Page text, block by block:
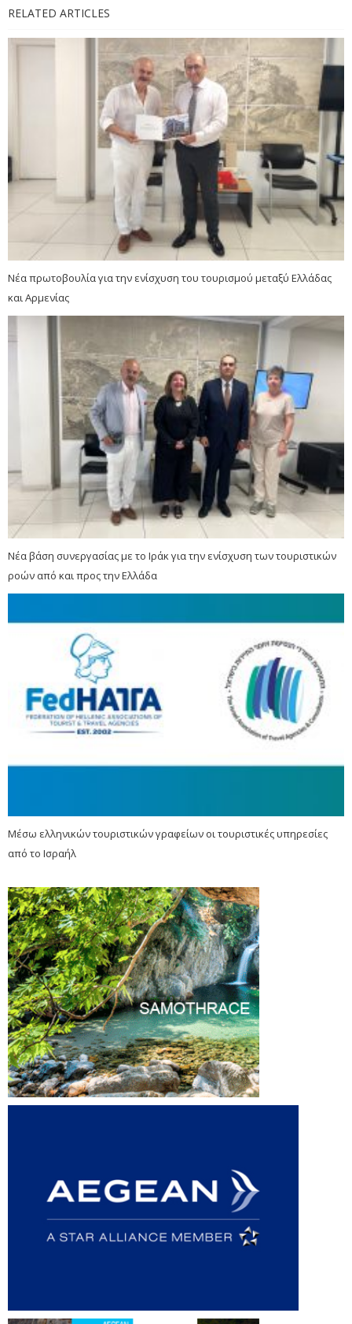
RELATED ARTICLES
Νέα πρωτοβουλία για την ενίσχυση του τουρισμού μεταξύ Ελλάδας
και Αρμενίας
Νέα βάση συνεργασίας με το Ιράκ για την ενίσχυση των τουριστικών
ροών από και προς την Ελλάδα
Μέσω ελληνικών τουριστικών γραφείων οι τουριστικές υπηρεσίες
από το Ισραήλ